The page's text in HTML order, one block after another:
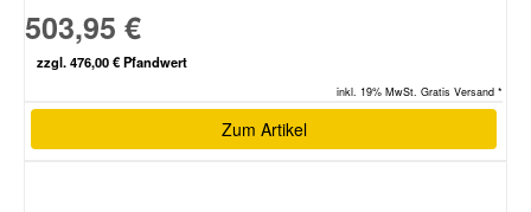
503,95 €
zzgl. 476,00 € Pfandwert
inkl. 19% MwSt. Gratis Versand *
Zum Artikel
Vauxhall Ersatzteile